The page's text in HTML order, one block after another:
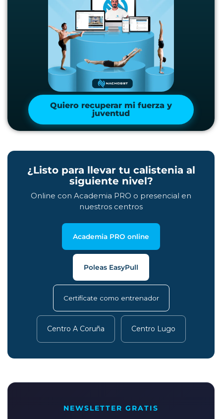
Quiero recuperar mi fuerza y
juventud
¿Listo para llevar tu calistenia al
siguiente nivel?
Online con Academia PRO o presencial en
nuestros centros
Academia PRO online
Poleas EasyPull
Certifícate como entrenador
Centro A Coruña Centro Lugo
NEWSLETTER GRATIS